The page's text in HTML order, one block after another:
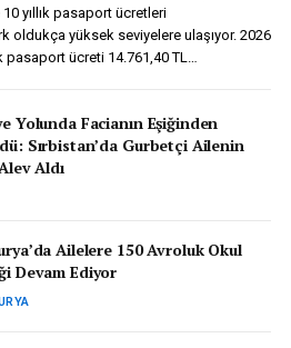
yıllık pasaport ücretleri
oldukça yüksek seviyelere ulaşıyor. 2026
pasaport ücreti 14.761,40 TL…
Yolunda Facianın Eşiğinden
Sırbistan’da Gurbetçi Ailenin
Aldı
Ailelere 150 Avroluk Okul
Devam Ediyor